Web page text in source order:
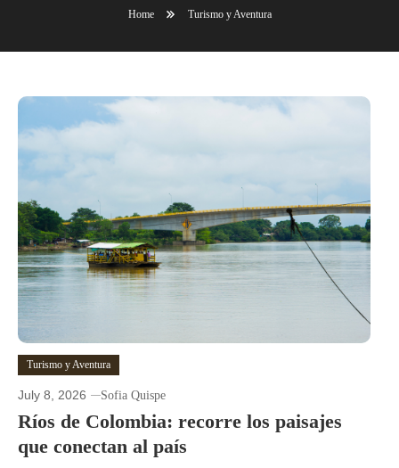
Home Turismo y Aventura
Turismo y Aventura
July 8, 2026 Sofia Quispe
Ríos de Colombia: recorre los paisajes
que conectan al país